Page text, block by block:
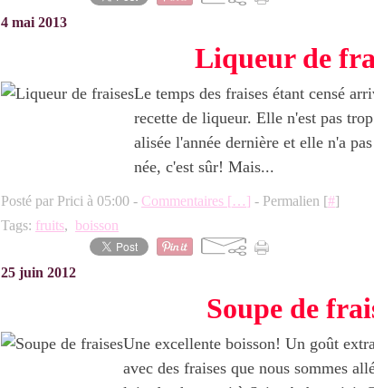
4 mai 2013
Liqueur de
Le temps des fraises étant censé
recette de liqueur. Elle n'est pas
alisée l'année dernière et elle n'a
née, c'est sûr! Mais...
Posté par Prici à 05:00 - Commentaires […] - Permalien [#]
Tags: fruits, boisson
25 juin 2012
Soupe de
Une excellente boisson! Un goût
avec des fraises que nous sommes